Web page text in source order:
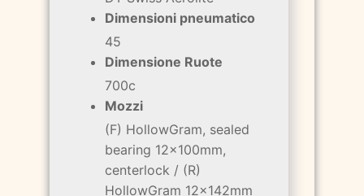
Dimensioni pneumatico
45
Dimensione Ruote
700c
Mozzi
(F) HollowGram, sealed
bearing 12x100mm,
centerlock / (R)
HollowGram 12x142mm